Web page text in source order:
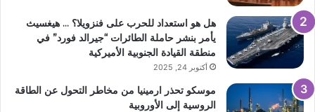
هل هو استعداد للحرب على فنزويلا؟ … هيغسيث
يأمر بنشر حاملة الطائرات “جيرالد فورد” في
منطقة القيادة الجنوبية الأميركية
أكتوبر 24, 2025
موسكو تحذر ارمينيا من مخاطر التحول عن الطاقة
الروسية إلى الأوروبية